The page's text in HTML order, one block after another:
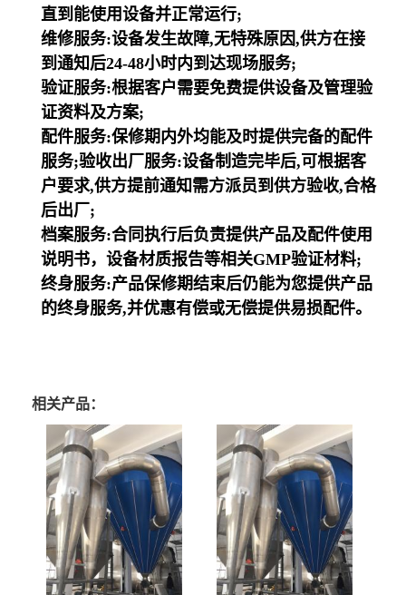
直到能使用设备并正常运行;
维修服务:设备发生故障,无特殊原因,供方在接
到通知后24-48小时内到达现场服务;
验证服务:根据客户需要免费提供设备及管理验
证资料及方案;
配件服务:保修期内外均能及时提供完备的配件
服务;验收出厂服务:设备制造完毕后,可根据客
户要求,供方提前通知需方派员到供方验收,合格
后出厂;
档案服务:合同执行后负责提供产品及配件使用
说明书，设备材质报告等相关GMP验证材料;
终身服务:产品保修期结束后仍能为您提供产品
的终身服务,并优惠有偿或无偿提供易损配件。
相关产品：